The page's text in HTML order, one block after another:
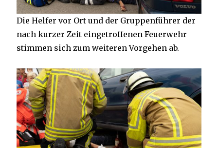
Die Helfer vor Ort und der Gruppenführer der
nach kurzer Zeit eingetroffenen Feuerwehr
stimmen sich zum weiteren Vorgehen ab.